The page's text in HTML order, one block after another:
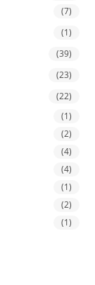
(7)
(1)
(39)
(23)
(22)
(1)
(2)
(4)
(4)
(1)
(2)
(1)